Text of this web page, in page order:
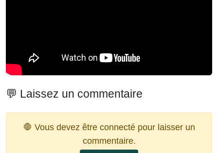
💬 Laissez un commentaire
🛑 Vous devez être connecté pour laisser un
commentaire.